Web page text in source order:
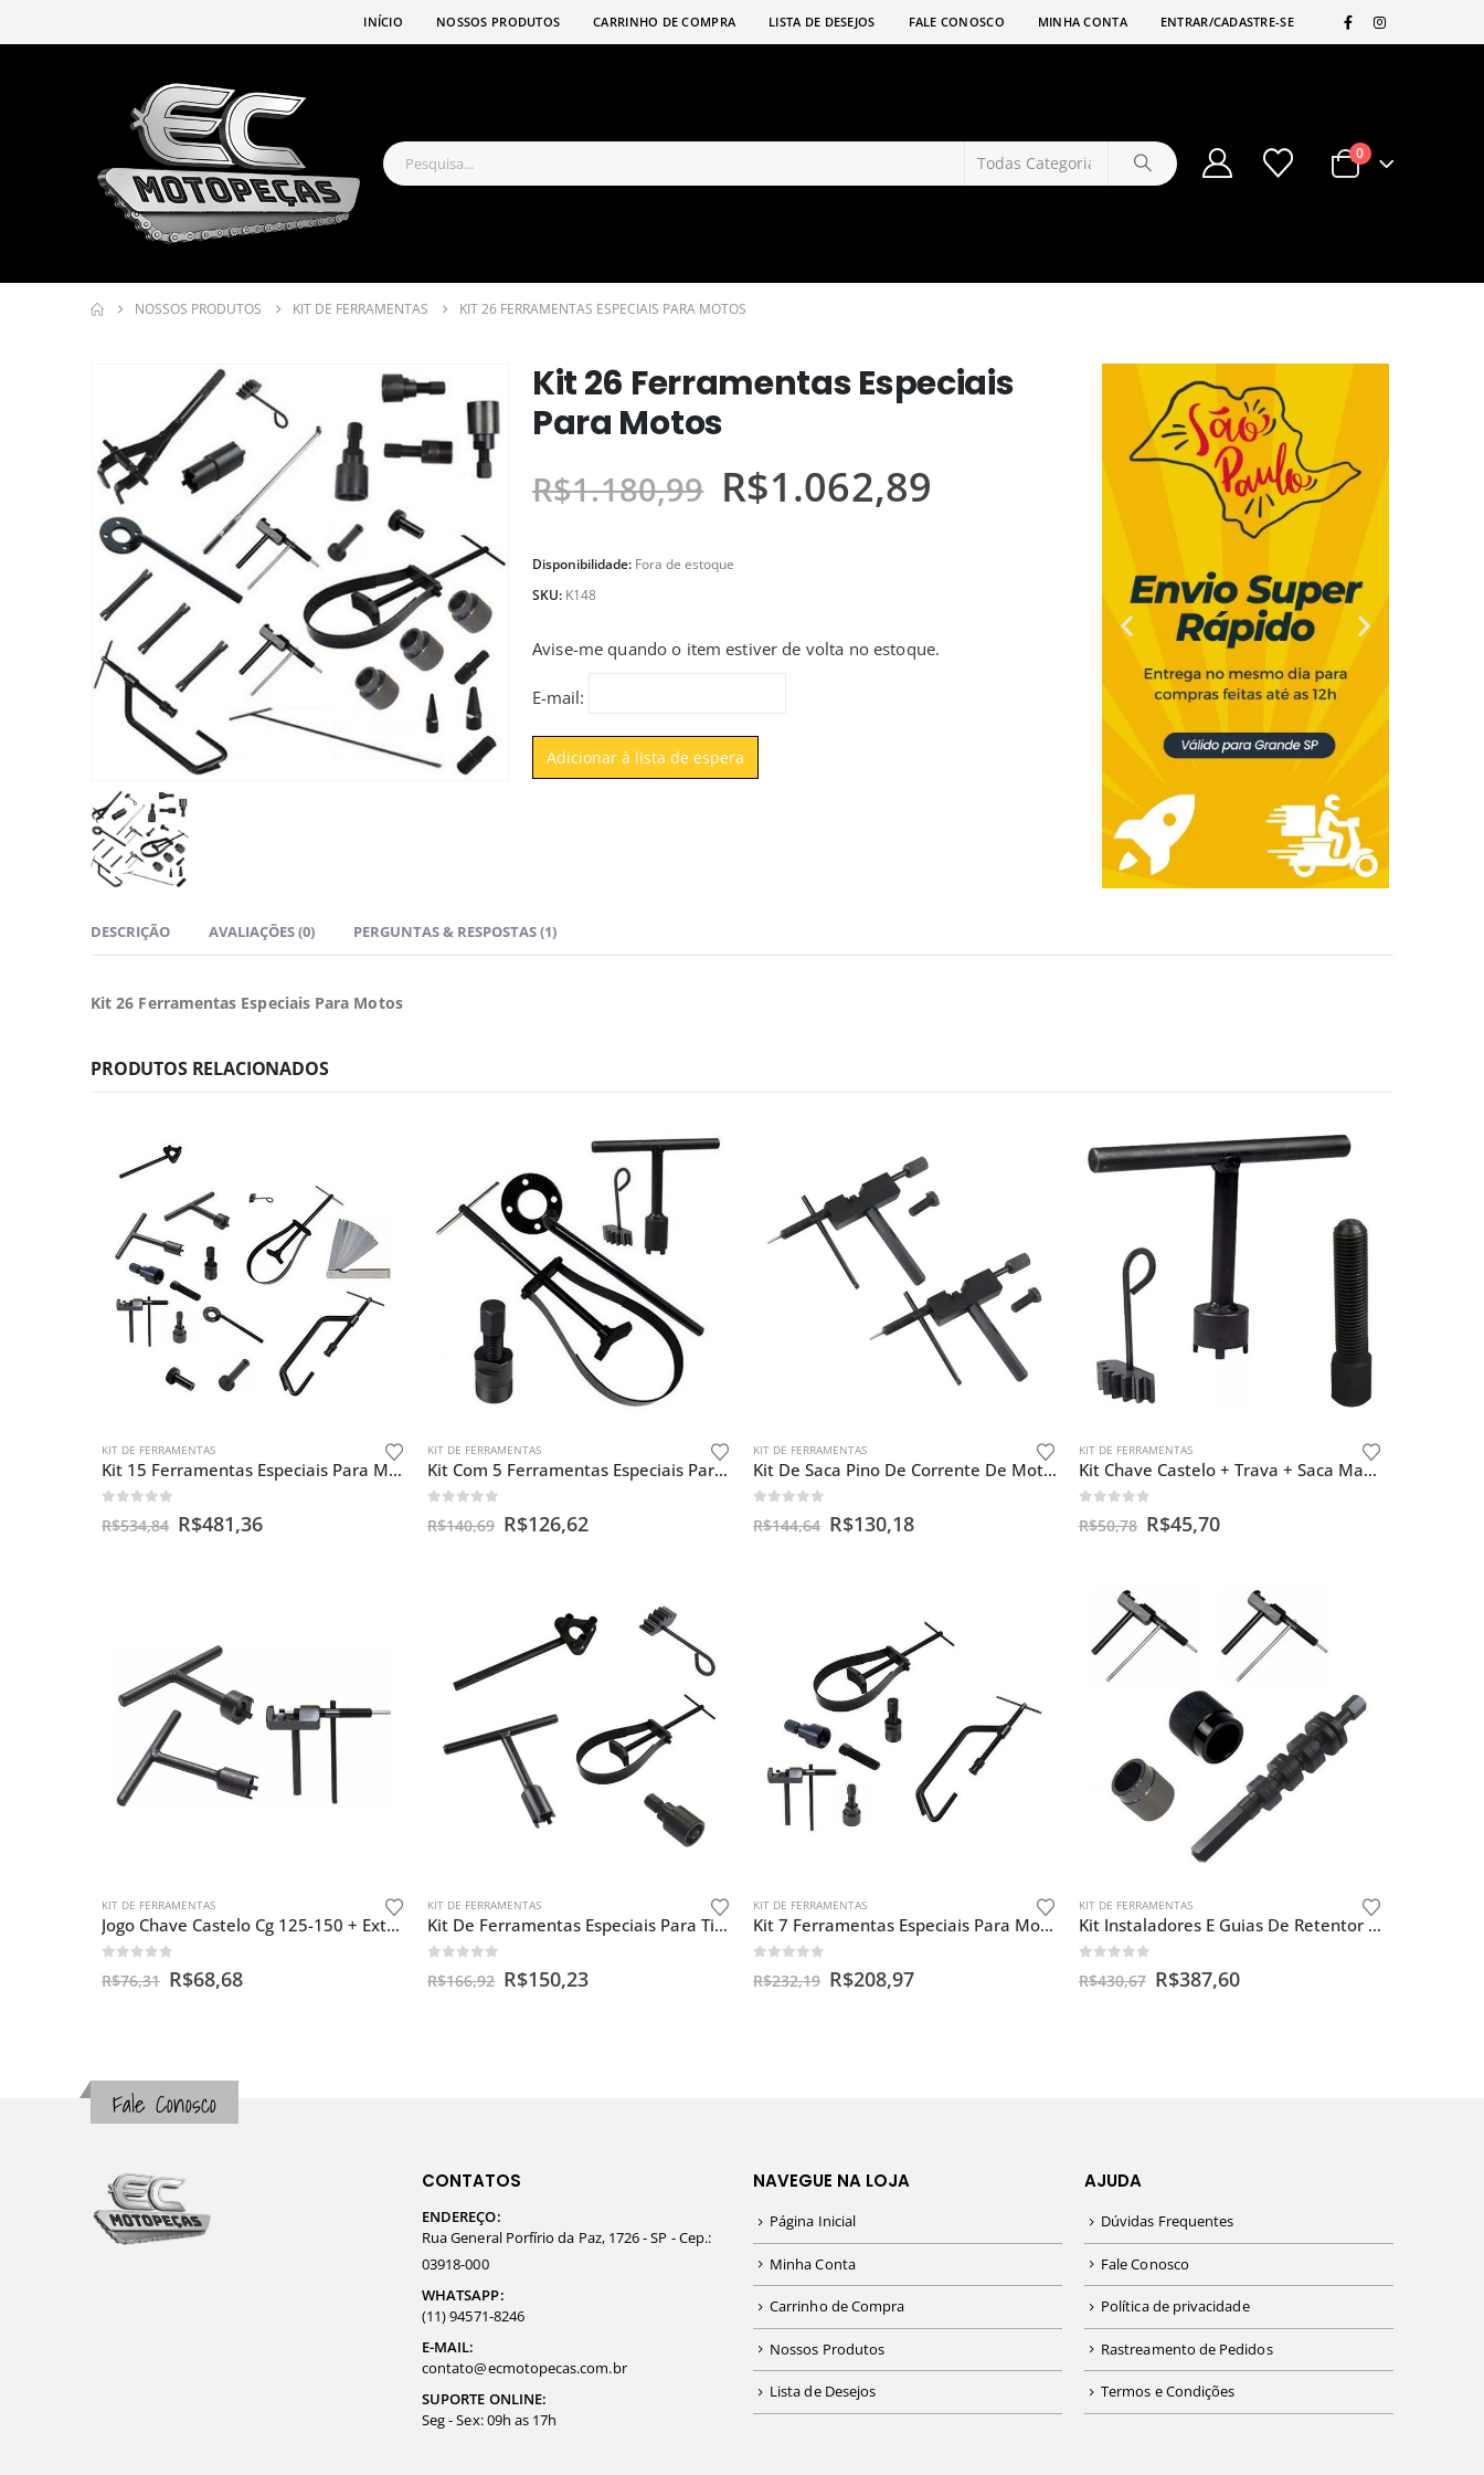
INÍCIO NOSSOS PRODUTOS CARRINHO DE COMPRA LISTA DE DESEJOS FALE CONOSCO MINHA CONTA ENTRAR/CADASTRE-SE
0
NOSSOS PRODUTOS KIT DE FERRAMENTAS KIT 26 FERRAMENTAS ESPECIAIS PARA MOTOS
Kit 26 Ferramentas Especiais
Para Motos
R$1.180,99 R$1.062,89
Disponibilidade: Fora de estoque
SKU: K148
Avise-me quando o item estiver de volta no estoque.
E-mail:
DESCRIÇÃO AVALIAÇÕES (0) PERGUNTAS & RESPOSTAS (1)
Kit 26 Ferramentas Especiais Para Motos
PRODUTOS RELACIONADOS
KIT DE FERRAMENTAS
Kit 15 Ferramentas Especiais Para Motos
R$534,84 R$481,36
KIT DE FERRAMENTAS
Kit Com 5 Ferramentas Especiais Para Biz 100 / Pop 100
R$140,69 R$126,62
KIT DE FERRAMENTAS
Kit De Saca Pino De Corrente De Moto ( Par ) Com Retentor
R$144,64 R$130,18
KIT DE FERRAMENTAS
Kit Chave Castelo + Trava + Saca Magneto Cg125 00 – 02
R$50,78 R$45,70
KIT DE FERRAMENTAS
Jogo Chave Castelo Cg 125-150 + Extrato Pino Corrente
R$76,31 R$68,68
KIT DE FERRAMENTAS
Kit De Ferramentas Especiais Para Titan 160 Cc
R$166,92 R$150,23
KIT DE FERRAMENTAS
Kit 7 Ferramentas Especiais Para Motos II
R$232,19 R$208,97
KIT DE FERRAMENTAS
Kit Instaladores E Guias De Retentor Extrator Pino Corrente
R$430,67 R$387,60
Fale Conosco
CONTATOS
ENDEREÇO:
Rua General Porfírio da Paz, 1726 - SP - Cep.:
03918-000
WHATSAPP:
(11) 94571-8246
E-MAIL:
contato@ecmotopecas.com.br
SUPORTE ONLINE:
Seg - Sex: 09h as 17h
NAVEGUE NA LOJA
Página Inicial
Minha Conta
Carrinho de Compra
Nossos Produtos
Lista de Desejos
AJUDA
Dúvidas Frequentes
Fale Conosco
Política de privacidade
Rastreamento de Pedidos
Termos e Condições